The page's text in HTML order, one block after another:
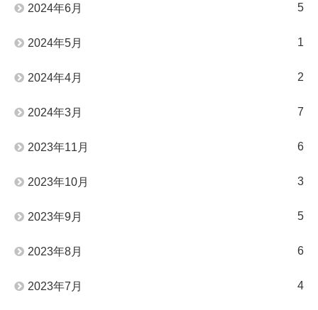
2024年6月 5
2024年5月 1
2024年4月 2
2024年3月 7
2023年11月 6
2023年10月 3
2023年9月 5
2023年8月 6
2023年7月 4